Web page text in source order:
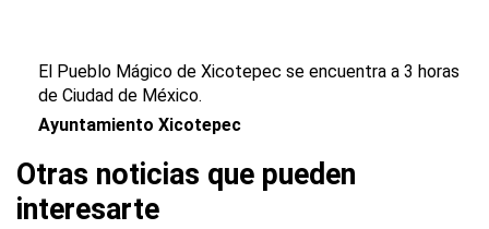
El Pueblo Mágico de Xicotepec se encuentra a 3 horas
de Ciudad de México.
Ayuntamiento Xicotepec
Otras noticias que pueden
interesarte